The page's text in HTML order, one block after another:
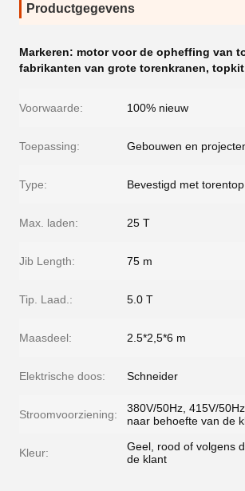
Productgegevens
Markeren: motor voor de opheffing van
fabrikanten van grote torenkranen, topkit
Voorwaarde: 100% nieuw
Toepassing: Gebouwen en
Type: Bevestigd met torentop
Max. laden: 25 T
Jib Length: 75 m
Tip. Laad.: 5.0 T
Maasdeel: 2.5*2,5*6 m
Elektrische doos: Schneider
Stroomvoorziening:
380V/50Hz, 415V/
naar behoefte van de
Kleur:
Geel, rood of volgens
de klant